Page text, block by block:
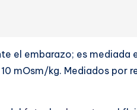
el embarazo; es mediada
mOsm/kg. Mediados por